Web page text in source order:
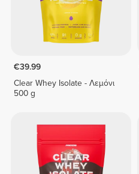
€39.99
Clear Whey Isolate - Λεμόνι
500 g